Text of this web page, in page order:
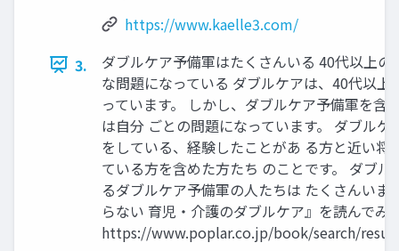
https://www.kaelle3.com/
3.
ダブルケア予備軍はたくさんいる 40代以上
な問題になっている ダブルケアは、40代以
っています。 しかし、ダブルケア予備軍を含
は自分 ごとの問題になっています。 ダブル
をしている、経験したことがあ る方と近い将
ている方を含めた方たち のことです。 ダブ
るダブルケア予備軍の人たちは たくさんいま
らない 育児・介護のダブルケア』を読んでみ
https://www.poplar.co.jp/book/search/